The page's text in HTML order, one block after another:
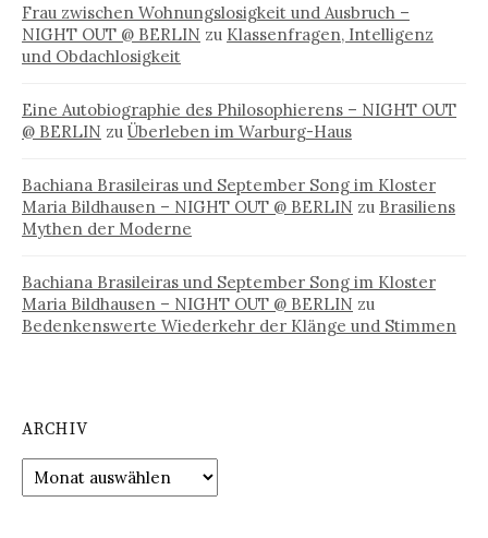
Frau zwischen Wohnungslosigkeit und Ausbruch –
NIGHT OUT @ BERLIN zu Klassenfragen, Intelligenz
und Obdachlosigkeit
Eine Autobiographie des Philosophierens – NIGHT OUT
@ BERLIN zu Überleben im Warburg-Haus
Bachiana Brasileiras und September Song im Kloster
Maria Bildhausen – NIGHT OUT @ BERLIN zu Brasiliens
Mythen der Moderne
Bachiana Brasileiras und September Song im Kloster
Maria Bildhausen – NIGHT OUT @ BERLIN zu
Bedenkenswerte Wiederkehr der Klänge und Stimmen
ARCHIV
Archiv